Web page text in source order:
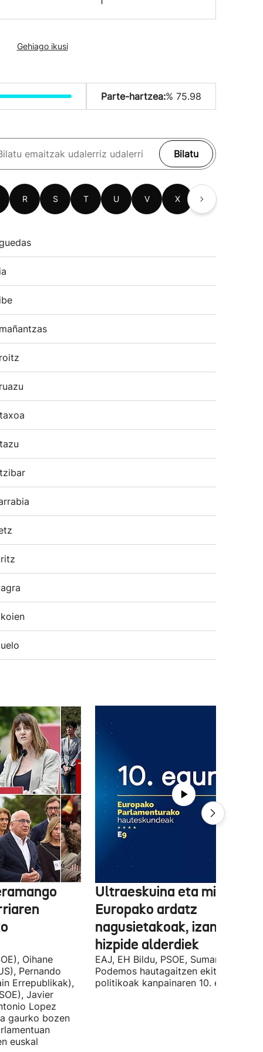
Gehiago ikusi
Parte-hartzea:% 75.98
Bilatu
R S T U V X
Oihane
Pernando
Errepublikak),
Javier
Lopez
gaurko bozen
euskal
Ultraeskuina eta
Europako ardatz
nagusietakoak, izan dituzte
hizpide alderdiek
EAJ, EH Bildu, PSOE, Sumar, PP eta
Podemos hautagaitzen ekitaldi
politikoak kanpainaren 10. egunean.